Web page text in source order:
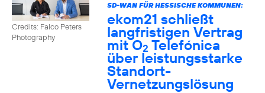
Credits: Falco Peters
Photography
SD-WAN FÜR HESSISCHE KOMMUNEN:
ekom21 schließt
langfristigen Vertrag
mit O2 Telefónica
über leistungsstarke
Standort-
Vernetzungslösung